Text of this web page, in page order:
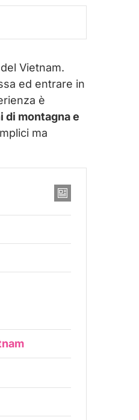
Vietnam.
ed entrare in
è
di montagna e
ma